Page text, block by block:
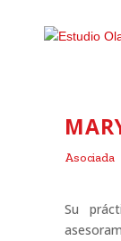
Asociada
Su